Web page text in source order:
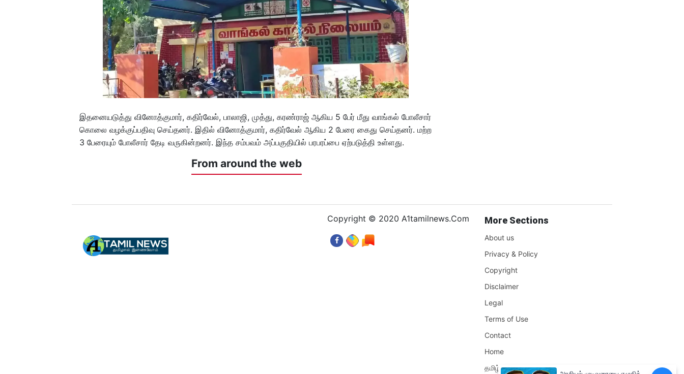
இதனையடுத்து வினோத்குமார், கதிர்வேல், பாலாஜி, முத்து, கரண்ராஜ் ஆகிய 5 பேர் மீது வாங்கல் போலீசார்
கொலை வழக்குப்பதிவு செய்தனர். இதில் வினோத்குமார், கதிர்வேல் ஆகிய 2 பேரை கைது செய்தனர். மற்ற
3 பேரையும் போலீசார் தேடி வருகின்றனர். இந்த சம்பவம் அப்பகுதியில் பரபரப்பை ஏற்படுத்தி உள்ளது.
From around the web
Copyright © 2020 A1tamilnews.Com More Sections
About us
Privacy & Policy
Copyright
Disclaimer
Legal
Terms of Use
Contact
Home
தமிழ்நாடு